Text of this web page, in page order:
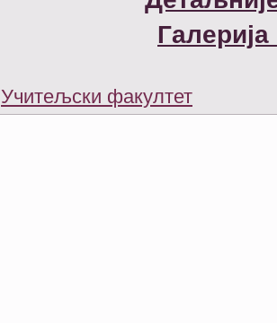
Галерија
Учитељски факултет